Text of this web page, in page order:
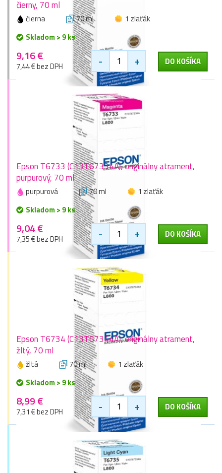
čierny, 70 ml
čierna 70 ml
1 zlaťák
Skladom > 9 ks
9,16 €
7,44 € bez DPH - + DO KOŠÍKA
Epson T6733 (C13T67334A), originálny atrament,
purpurový, 70 ml
purpurová 70 ml
1 zlaťák
Skladom > 9 ks
9,04 €
7,35 € bez DPH - + DO KOŠÍKA
Epson T6734 (C13T67344A), originálny atrament,
žltý, 70 ml
žltá 70 ml
1 zlaťák
Skladom > 9 ks
8,99 €
7,31 € bez DPH - + DO KOŠÍKA